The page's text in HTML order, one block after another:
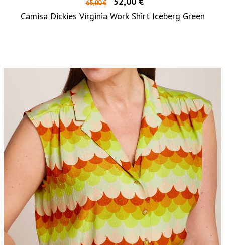
65,00 €
Camisa Dickies Virginia Work Shirt Iceberg Green